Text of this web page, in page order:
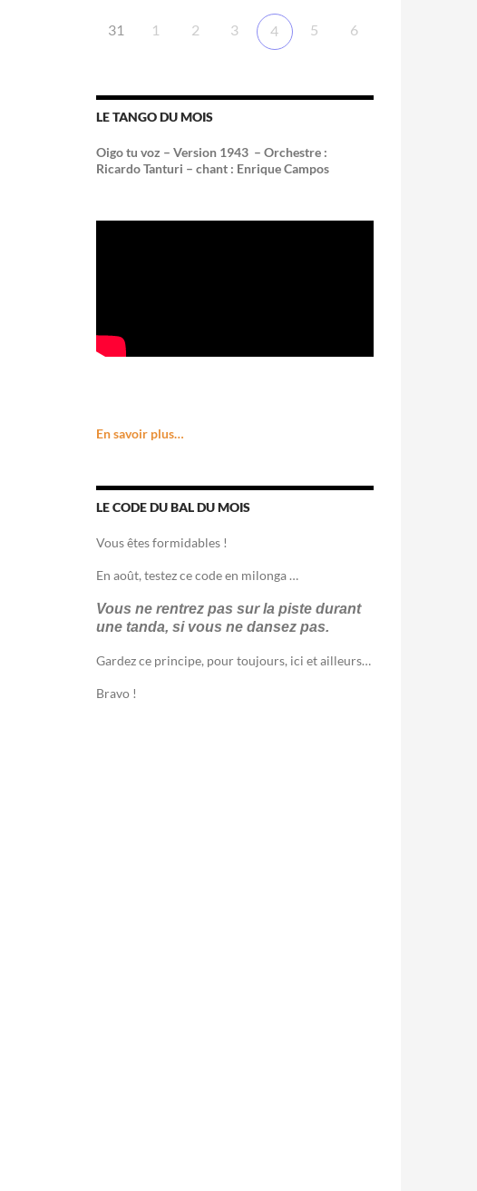
31 1 2 3 4 5 6
LE TANGO DU MOIS
Oigo tu voz – Version 1943 – Orchestre :
Ricardo Tanturi – chant : Enrique Campos
En savoir plus…
LE CODE DU BAL DU MOIS
Vous êtes formidables !
En août, testez ce code en milonga …
Vous ne rentrez pas sur la piste durant
une tanda, si vous ne dansez pas.
Gardez ce principe, pour toujours, ici et ailleurs…
Bravo !